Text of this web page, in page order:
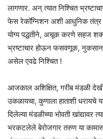
लागणार. अन् त्यात निश्चित
फेस रेकॉग्निशन अशी आधुनिक तंत्र
योग्य पद्धतीने, अचूक करणे सहज
भ्रष्टाचार होऊन फसवणूक, नुकसान
असेल एवढे निश्चित !
आजकाल अशिक्षित, गरीब मंडळी
उकळायचा, कुणाला हाताशी धरायचे
दिलेल्या मंडळीच्या भोवती
भरकटलेले बेरोजगार तरुण या